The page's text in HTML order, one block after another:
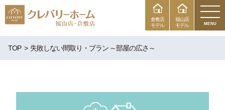
福山店
モデル
倉敷店
モデル
MENU
TOP 失敗しない間取り・プラン ～部屋の広さ～